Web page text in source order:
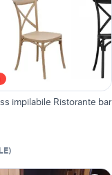
impilabile Ristorante bar
)